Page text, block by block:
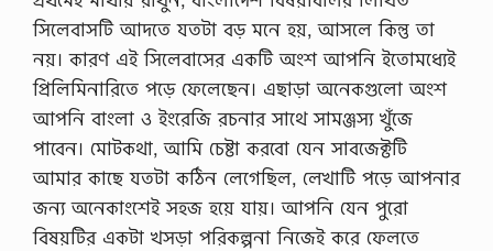
সিলেবাসটি আদতে যতটা বড় মনে হয়, আসলে কিন্তু তা
নয়। কারণ এই সিলেবাসের একটি অংশ আপনি ইতোমধ্যেই
প্রিলিমিনারিতে পড়ে ফেলেছেন। এছাড়া অনেকগুলো অংশ
আপনি বাংলা ও ইংরেজি রচনার সাথে সামঞ্জস্য খুঁজে
পাবেন। মোটকথা, আমি চেষ্টা করবো যেন সাবজেক্টটি
আমার কাছে যতটা কঠিন লেগেছিল, লেখাটি পড়ে আপনার
জন্য অনেকাংশেই সহজ হয়ে যায়। আপনি যেন পুরো
বিষয়টির একটা খসড়া পরিকল্পনা নিজেই করে ফেলতে